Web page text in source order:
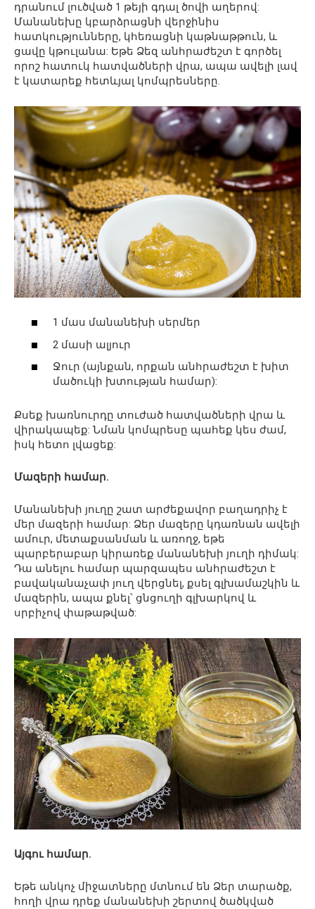
դրանում լուծված 1 թեյի գդալ ծովի աղերով:
Մանանեխը կբարձրացնի վերջինիս
հատկությունները, կհեռացնի կաթնաթթուն, և
ցավը կթուլանա: Եթե ​​Ձեզ անհրաժեշտ է գործել
որոշ հատուկ հատվածների վրա, ապա ավելի լավ
է կատարեք հետևյալ կոմպրեսները.
1 մաս մանանեխի սերմեր
2 մասի ալյուր
Ջուր (այնքան, որքան անհրաժեշտ է խիտ
մածուկի խտության համար):
Քսեք խառնուրդը տուժած հատվածների վրա և
վիրակապեք: Նման կոմպրեսը պահեք կես ժամ,
իսկ հետո լվացեք:
Մազերի համար.
Մանանեխի յուղը շատ արժեքավոր բաղադրիչ է
մեր մազերի համար: Ձեր մազերը կդառնան ավելի
ամուր, մետաքսանման և առողջ, եթե
պարբերաբար կիրառեք մանանեխի յուղի դիմակ:
Դա անելու համար պարզապես անհրաժեշտ է
բավականաչափ յուղ վերցնել, քսել գլխամաշկին և
մազերին, ապա քնել՝ ցնցուղի գլխարկով և
սրբիչով փաթաթված:
Այգու համար.
Եթե ​​անկոչ միջատները մտնում են Ձեր տարածք,
հողի վրա դրեք մանանեխի շերտով ծածկված